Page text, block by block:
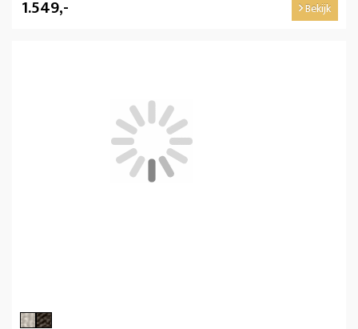
1.549,- Bekijk